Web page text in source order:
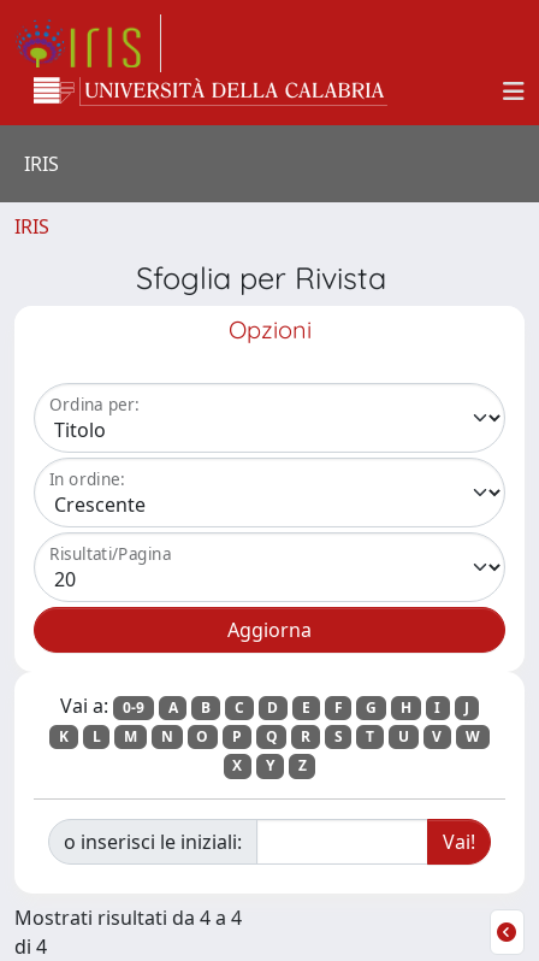
IRIS
IRIS
Sfoglia per Rivista
Opzioni
Ordina per:
In ordine:
Risultati/Pagina
Vai a: 0-9 A B C D E F G H I
J
K
L M N O P Q R S T U V
W
X
Y Z
o inserisci le iniziali:
Mostrati risultati da 4 a 4
di 4